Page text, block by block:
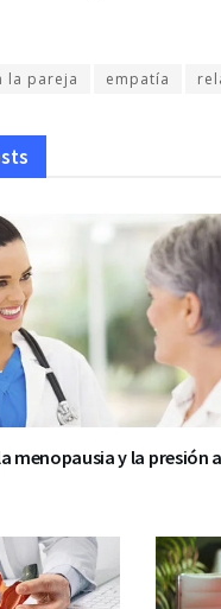
la pareja empatía
menopausia y la presión